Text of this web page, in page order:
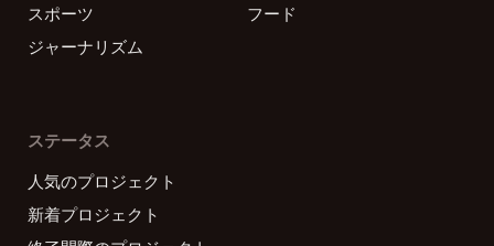
スポーツ
フード
ジャーナリズム
ステータス
人気のプロジェクト
新着プロジェクト